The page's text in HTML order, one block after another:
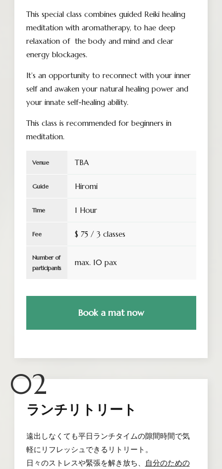
This special class combines guided Reiki healing
meditation with aromatherapy, to hae deep
relaxation of the body and mind and clear
energy blockages.
It’s an opportunity to reconnect with your inner
self and awaken your natural healing power and
your innate self-healing ability.
This class is recommended for beginners in
meditation.
Venue TBA
Guide Hiromi
Time 1 Hour
Fee $ 75 / 3 classes
Number of
participants
max. 10 pax
Book a mat now
02
ランチリトリート
遠出しなくても平日ランチタイムの隙間時間で気
軽にリフレッシュできるリトリート。
日々のストレスや緊張を解き放ち、
自分のための